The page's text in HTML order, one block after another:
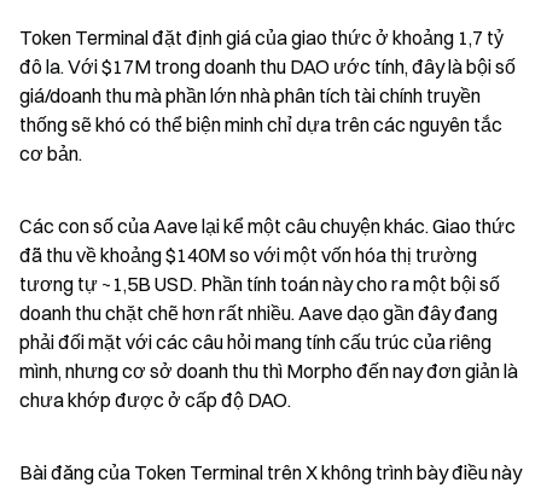
Token Terminal đặt định giá của giao thức ở khoảng 1,7 tỷ
đô la. Với $17M trong doanh thu DAO ước tính, đây là bội số
giá/doanh thu mà phần lớn nhà phân tích tài chính truyền
thống sẽ khó có thể biện minh chỉ dựa trên các nguyên tắc
cơ bản.
Các con số của Aave lại kể một câu chuyện khác. Giao thức
đã thu về khoảng $140M so với một vốn hóa thị trường
tương tự ~1,5B USD. Phần tính toán này cho ra một bội số
doanh thu chặt chẽ hơn rất nhiều. Aave dạo gần đây đang
phải đối mặt với các câu hỏi mang tính cấu trúc của riêng
mình, nhưng cơ sở doanh thu thì Morpho đến nay đơn giản là
chưa khớp được ở cấp độ DAO.
Bài đăng của Token Terminal trên X không trình bày điều này